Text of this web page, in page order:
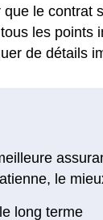
le contrat
les points
de détails
le